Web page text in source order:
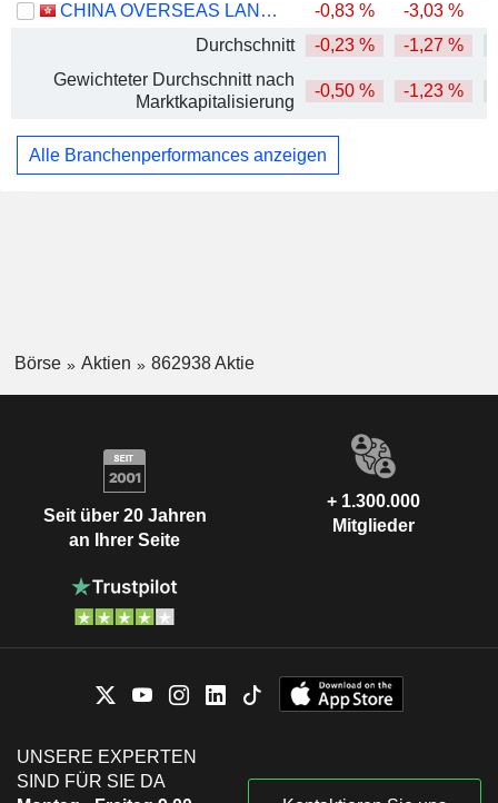
CHINA OVERSEAS LAND & INVESTMENT LIMITED
-0,83 % -3,03 %
Durchschnitt
-0,23 % -1,27 %
Gewichteter Durchschnitt nach
Marktkapitalisierung
-0,50 % -1,23 %
Alle Branchenperformances anzeigen
Börse Aktien 862938 Aktie
Seit über 20 Jahren
an Ihrer Seite
+ 1.300.000
Mitglieder
UNSERE EXPERTEN
SIND FÜR SIE DA